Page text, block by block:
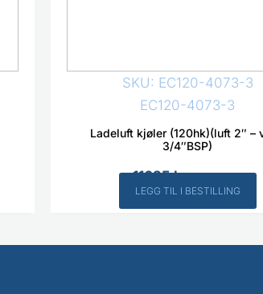
SKU: EC120-4073-3
EC120-4073-3
Ladeluft kjøler (120hk)(luft 2″ –
3/4″BSP)
11625kr Inkl. MVA
LEGG TIL I BESTILLING